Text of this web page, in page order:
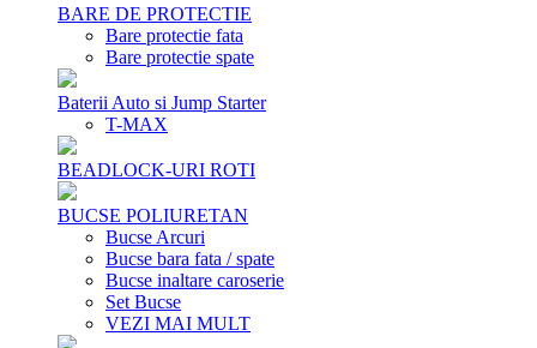
BARE DE PROTECTIE
Bare protectie fata
Bare protectie spate
Baterii Auto si Jump Starter
T-MAX
BEADLOCK-URI ROTI
BUCSE POLIURETAN
Bucse Arcuri
Bucse bara fata / spate
Bucse inaltare caroserie
Set Bucse
VEZI MAI MULT